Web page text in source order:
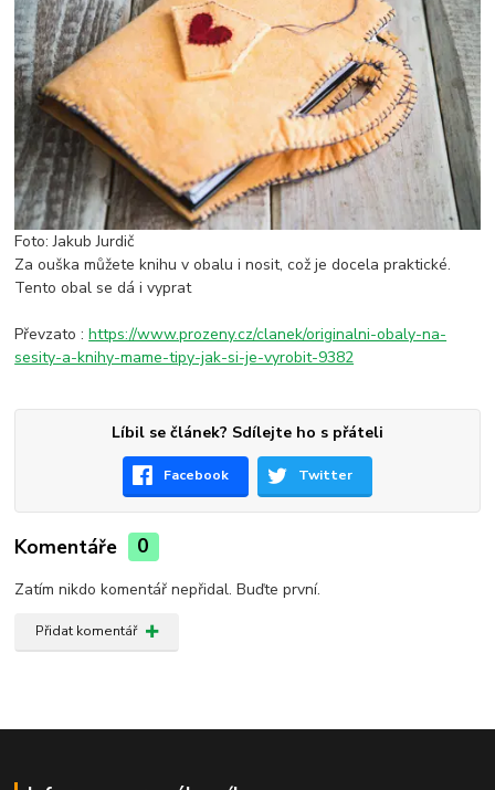
Foto: Jakub Jurdič
Za ouška můžete knihu v obalu i nosit, což je docela praktické.
Tento obal se dá i vyprat
Převzato :https://www.prozeny.cz/clanek/originalni-obaly-na-
sesity-a-knihy-mame-tipy-jak-si-je-vyrobit-9382
Líbil se článek? Sdílejte ho s přáteli
Facebook Twitter
Komentáře 0
Zatím nikdo komentář nepřidal. Buďte první.
Přidat komentář